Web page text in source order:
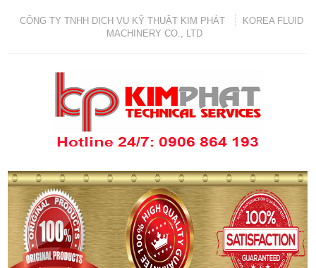
CÔNG TY TNHH DỊCH VỤ KỸ THUẬT KIM PHÁT
KOREA FLUID
MACHINERY CO., LTD